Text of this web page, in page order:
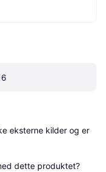
eksterne kilder og er
dette produktet?